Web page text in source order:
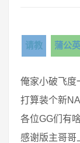
请教 蒲公英
俺家小破飞度
打算装个新
各位GG们有
感谢版主哥哥